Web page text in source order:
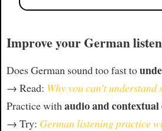
Improve your German
Does German sound too fast to
→ Read: Why you can't understand
Practice with audio and
→ Try: German listening practice